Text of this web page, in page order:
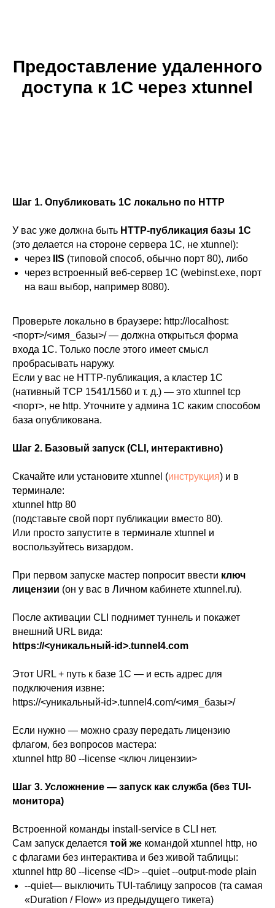
Предоставление удаленного
доступа к 1С через xtunnel
Шаг 1. Опубликовать 1С локально по HTTP
У вас уже должна быть HTTP-публикация базы 1С
(это делается на стороне сервера 1С, не xtunnel):
через
IIS (типовой способ, обычно порт 80), либо
через встроенный веб-сервер 1С (webinst.exe, порт
на ваш выбор, например 8080).
Проверьте локально в браузере: http://localhost:
<порт>/<имя_базы>/ — должна открыться форма
входа 1С. Только после этого имеет смысл
пробрасывать наружу.
Если у вас не HTTP-публикация, а кластер 1С
(нативный TCP 1541/1560 и т. д.) — это xtunnel tcp
<порт>, не http. Уточните у админа 1С каким способом
база опубликована.
Шаг 2. Базовый запуск (CLI, интерактивно)
Скачайте или установите xtunnel (инструкция) и в
терминале:
xtunnel http 80
(подставьте свой порт публикации вместо 80).
Или просто запустите в терминале xtunnel и
воспользуйтесь визардом.
При первом запуске мастер попросит ввести ключ
лицензии (он у вас в Личном кабинете xtunnel.ru).
После активации CLI поднимет туннель и покажет
внешний URL вида:
https://<уникальный-id>.tunnel4.com
Этот URL + путь к базе 1С — и есть адрес для
подключения извне:
https://<уникальный-id>.tunnel4.com/<имя_базы>/
Если нужно — можно сразу передать лицензию
флагом, без вопросов мастера:
xtunnel http 80 --license <ключ лицензии>
Шаг 3. Усложнение — запуск как служба (без TUI-
монитора)
Встроенной команды install-service в CLI нет.
Сам запуск делается той же командой xtunnel http, но
с флагами без интерактива и без живой таблицы:
xtunnel http 80 --license <ID> --quiet --output-mode plain
--quiet— выключить TUI-таблицу запросов (та самая
«Duration / Flow» из предыдущего тикета)